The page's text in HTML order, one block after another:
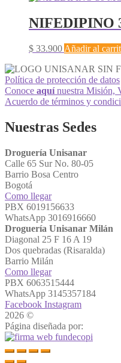
NIFEDIPINO
$ 33.900 Añadir al
Política de protección de datos
Conoce aquínuestra Misión,
Acuerdo de términos y
Nuestras Sedes
Droguería Unisanar
Calle 65 Sur No. 80-05
Barrio Bosa Centro
Bogotá
Como llegar
PBX 6019156633
WhatsApp 3016916660
Droguería Unisanar Milán
Diagonal 25 F 16 A 19
Dos quebradas (Risaralda)
Barrio Milán
Como llegar
PBX 6063515444
WhatsApp 3145357184
Facebook Instagram
2026 ©
Página diseñada por: